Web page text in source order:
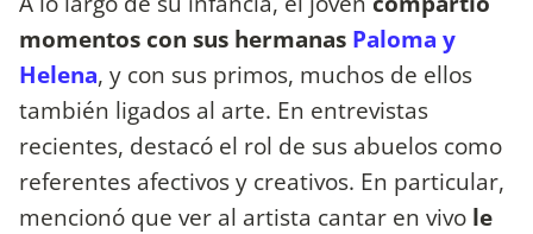
momentos con sus hermanas Paloma y
Helena, y con sus primos, muchos de ellos
también ligados al arte. En entrevistas
recientes, destacó el rol de sus abuelos como
referentes afectivos y creativos. En particular,
mencionó que ver al artista cantar en vivo le